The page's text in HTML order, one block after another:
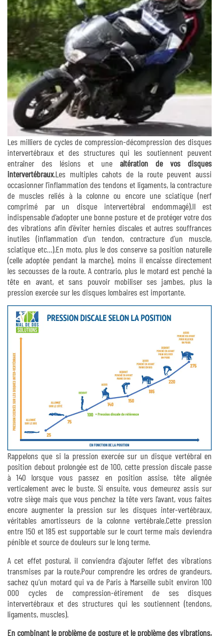
Les milliers de cycles de compression-décompression des disques
intervertébraux et des structures qui les soutiennent peuvent
entraîner des lésions et une altération de vos disques
intervertébraux.Les multiples cahots de la route peuvent aussi
occasionner l’inflammation des tendons et ligaments, la contracture
de muscles reliés à la colonne ou encore une sciatique (nerf
comprimé par un disque intervertébral endommagé).Il est
indispensable d’adopter une bonne posture et de protéger votre dos
des vibrations afin d’éviter hernies discales et autres souffrances
inutiles (inflammation d’un tendon, contracture d’un muscle,
sciatique etc…).En moto, plus le dos conserve sa position naturelle
(celle adoptée pendant la marche), moins il encaisse directement
les secousses de la route. A contrario, plus le motard est penché la
tête en avant, et sans pouvoir mobiliser ses jambes, plus la
pression exercée sur les disques lombaires est importante.
Rappelons que si la pression exercée sur un disque vertébral en
position debout prolongée est de 100, cette pression discale passe
à 140 lorsque vous passez en position assise, tête alignée
verticalement avec le buste. Si ensuite, vous demeurez assis sur
votre siège mais que vous penchez la tête vers l’avant, vous faites
encore augmenter la pression sur les disques inter-vertébraux,
véritables amortisseurs de la colonne vertébrale.Cette pression
entre 150 et 185 est supportable sur le court terme mais deviendra
pénible et source de douleurs sur le long terme.
A cet effet postural, il conviendra d’ajouter l’effet des vibrations
transmises par la route.Pour comprendre les ordres de grandeurs,
sachez qu’un motard qui va de Paris à Marseille subit environ 100
000 cycles de compression-étirement de ses disques
intervertébraux et des structures qui les soutiennent (tendons,
ligaments, muscles).
En combinant le problème de posture et le problème des vibrations,